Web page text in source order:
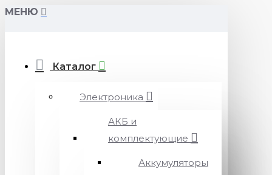
МЕНЮ
Каталог
Электроника
АКБ и
комплектующие
Аккумуляторы